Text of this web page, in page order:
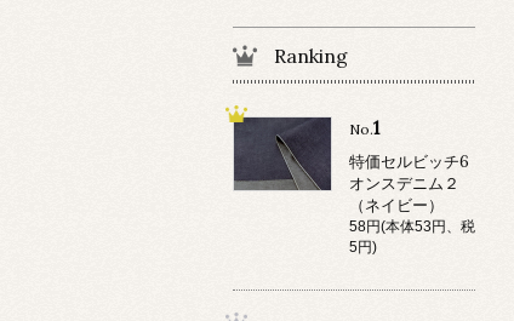
Ranking
No.1
特価セルビッチ6
オンスデニム２
（ネイビー）
58円(本体53円、税
5円)